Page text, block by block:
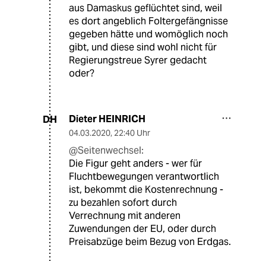
aus Damaskus geflüchtet sind, weil
es dort angeblich Foltergefängnisse
gegeben hätte und womöglich noch
gibt, und diese sind wohl nicht für
Regierungstreue Syrer gedacht
oder?
DH Dieter HEINRICH
04.03.2020, 22:40 Uhr
@Seitenwechsel:
Die Figur geht anders - wer für
Fluchtbewegungen verantwortlich
ist, bekommt die Kostenrechnung -
zu bezahlen sofort durch
Verrechnung mit anderen
Zuwendungen der EU, oder durch
Preisabzüge beim Bezug von Erdgas.